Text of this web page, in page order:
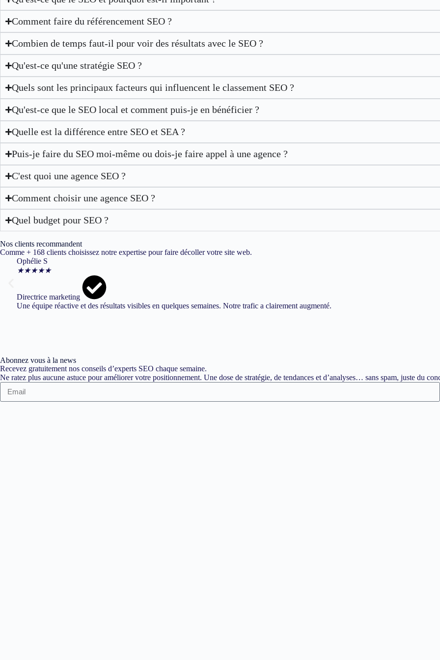
Comment faire du référencement SEO ?
Combien de temps faut-il pour voir des résultats avec le SEO ?
Qu'est-ce qu'une stratégie SEO ?
Quels sont les principaux facteurs qui influencent le classement SEO ?
Qu'est-ce que le SEO local et comment puis-je en bénéficier ?
Quelle est la différence entre SEO et SEA ?
Puis-je faire du SEO moi-même ou dois-je faire appel à une agence ?
C'est quoi une agence SEO ?
Comment choisir une agence SEO ?
Quel budget pour SEO ?
Nos clients recommandent
Comme + 168 clients choisissez notre expertise pour faire décoller votre site web.
Ophélie S
★★★★★
Directrice marketing
Une équipe réactive et des résultats visibles en quelques semaines. Notre trafic a clairement augmenté.
Abonnez vous à la news
Recevez gratuitement nos conseils d’experts SEO chaque semaine.
Ne ratez plus aucune astuce pour améliorer votre positionnement. Une dose de stratégie, de tendances et d’analyses… sans spam, juste du